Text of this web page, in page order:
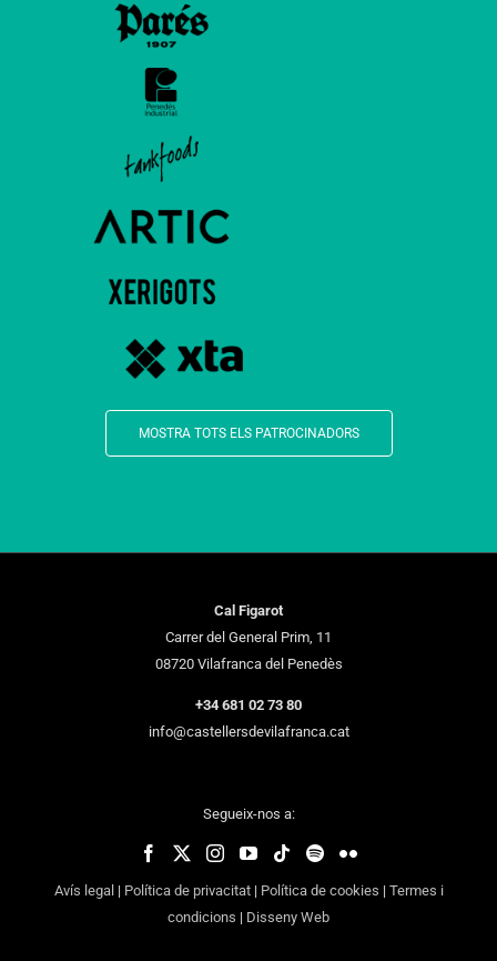
MOSTRA TOTS ELS PATROCINADORS
Cal Figarot
Carrer del General Prim, 11
08720 Vilafranca del Penedès
+34 681 02 73 80
info@castellersdevilafranca.cat
Segueix-nos a:
Avís legal | Política de privacitat| Política de cookies | Termes i
condicions | Disseny Web